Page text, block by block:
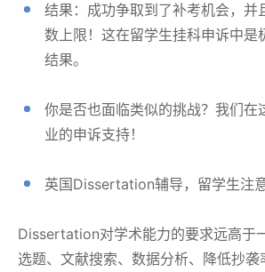
结果：成功争取到了补考机会，并
数上限！这在留学生挂科申诉中是
结果。
你是否也面临类似的挑战？我们在
业的申诉支持！
英国Dissertation辅导，留学生注意
Dissertation对学术能力的要求远高于
选题、文献搜索、数据分析、降低抄